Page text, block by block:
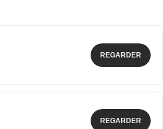
REGARDER
REGARDER